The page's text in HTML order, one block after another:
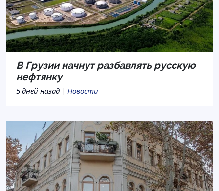
В Грузии начнут разбавлять русскую
нефтянку
5 дней назад | Новости